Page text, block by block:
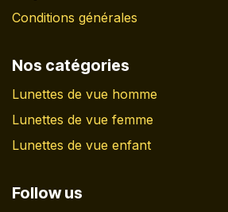
Conditions générales
Nos catégories
Lunettes de vue homme
Lunettes de vue femme
Lunettes de vue enfant
Follow us